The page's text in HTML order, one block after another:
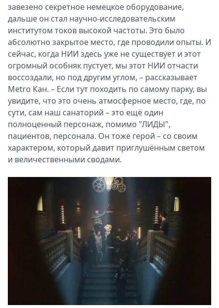
завезено секретное немецкое оборудование,
дальше он стал научно-исследовательским
институтом токов высокой частоты. Это было
абсолютно закрытое место, где проводили опыты. И
сейчас, когда НИИ здесь уже не существует и этот
огромный особняк пустует, мы этот НИИ отчасти
воссоздали, но под другим углом, – рассказывает
Metro Кан. – Если тут походить по самому парку, вы
увидите, что это очень атмосферное место, где, по
сути, сам наш санаторий – это ещё один
полноценный персонаж, помимо "ЛИДЫ",
пациентов, персонала. Он тоже герой – со своим
характером, который давит приглушённым светом
и величественными сводами.